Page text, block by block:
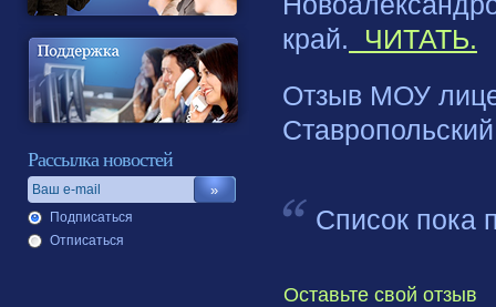
край. ЧИТАТЬ.
Отзыв МОУ
Список пока
Оставьте свой отзыв
Рассылка новостей
Подписаться
Отписаться